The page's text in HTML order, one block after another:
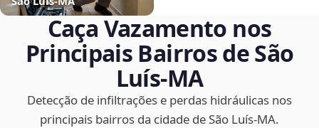
Caça Vazamento nos
Principais Bairros de São
Luís‑MA
Detecção de infiltrações e perdas hidráulicas nos
principais bairros da cidade de São Luís‑MA.